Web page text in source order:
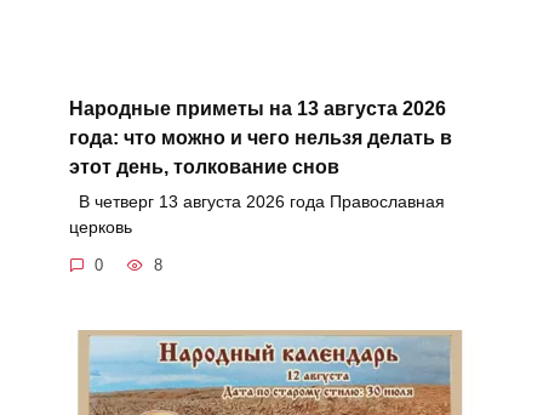
Народные приметы на 13 августа 2026
года: что можно и чего нельзя делать в
этот день, толкование снов
В четверг 13 августа 2026 года Православная
церковь
0 8